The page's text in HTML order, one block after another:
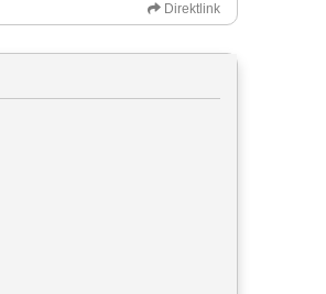
Direktlink